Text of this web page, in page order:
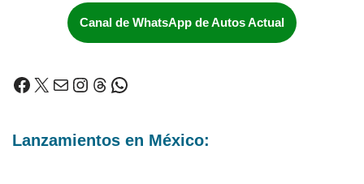
Canal de WhatsApp de Autos Actual
Lanzamientos en México: